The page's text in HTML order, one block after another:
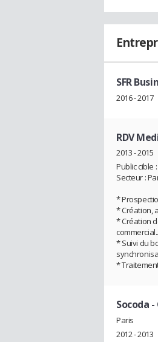
SFR
2016 - 2017
RDV
2013 - 2015
Public cible
Secteur :
*
* Création,
* Création
* Suivi du
*
Socoda -
Paris
2012 - 2013